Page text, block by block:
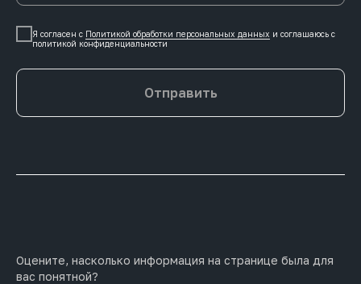
Я согласен с Политикой обработки персональных данных и соглашаюсь c
политикой конфиденциальности
Отправить
Оцените, насколько информация на странице была для
вас понятной?